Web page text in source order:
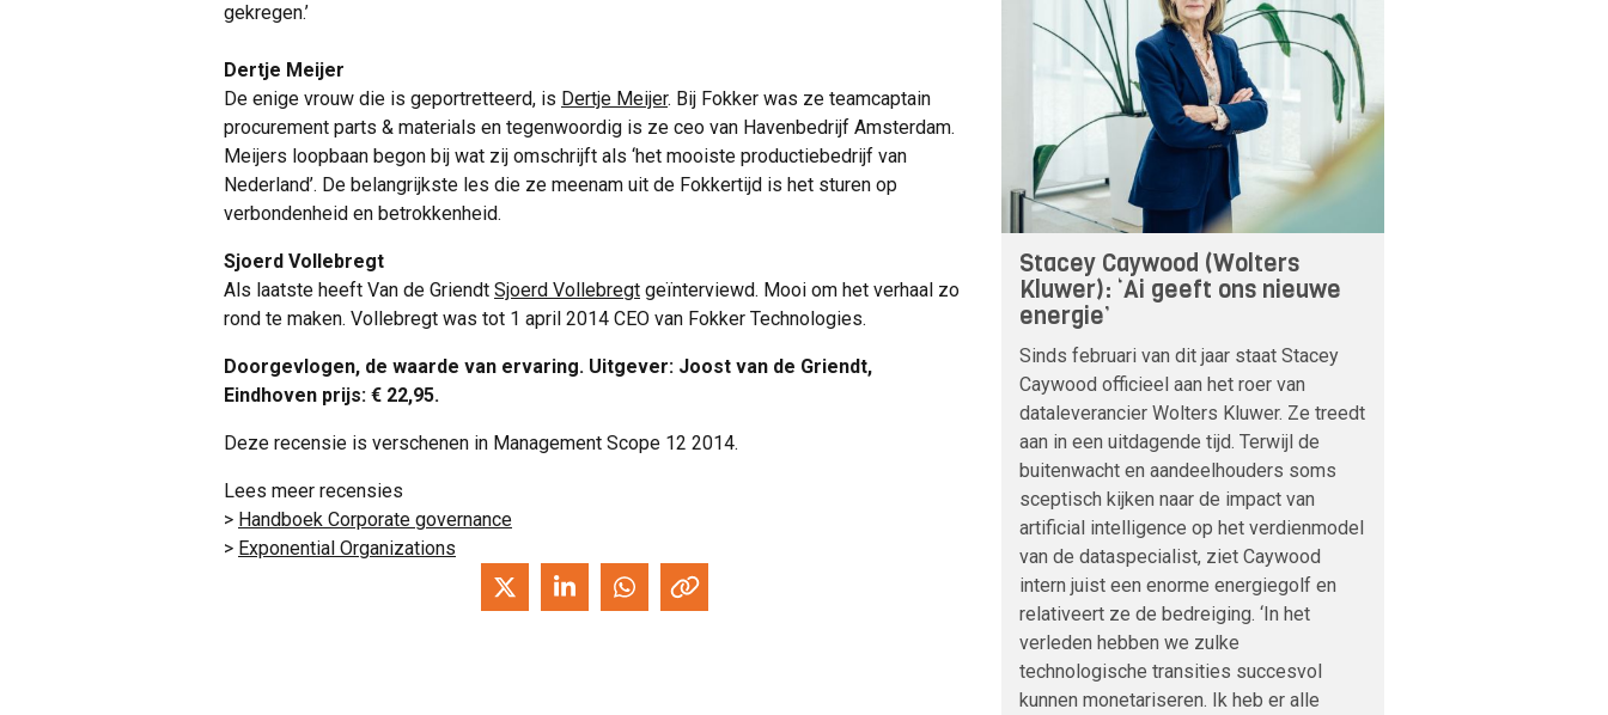
gekregen.’
Dertje Meijer
De enige vrouw die is geportretteerd, is Dertje Meijer. Bij Fokker was ze teamcaptain
procurement parts & materials en tegenwoordig is ze ceo van Havenbedrijf Amsterdam.
Meijers loopbaan begon bij wat zij omschrijft als ‘het mooiste productiebedrijf van
Nederland’. De belangrijkste les die ze meenam uit de Fokkertijd is het sturen op
verbondenheid en betrokkenheid.
Sjoerd Vollebregt
Als laatste heeft Van de Griendt Sjoerd Vollebregt geïnterviewd. Mooi om het verhaal zo
rond te maken. Vollebregt was tot 1 april 2014 CEO van Fokker Technologies.
Doorgevlogen, de waarde van ervaring. Uitgever: Joost van de Griendt,
Eindhoven prijs: € 22,95.
Deze recensie is verschenen in Management Scope 12 2014.
Lees meer recensies
> Handboek Corporate governance
> Exponential Organizations
Stacey Caywood (Wolters
Kluwer): ‘Ai geeft ons nieuwe
energie’
Sinds februari van dit jaar staat Stacey
Caywood officieel aan het roer van
dataleverancier Wolters Kluwer. Ze treedt
aan in een uitdagende tijd. Terwijl de
buitenwacht en aandeelhouders soms
sceptisch kijken naar de impact van
artificial intelligence op het verdienmodel
van de dataspecialist, ziet Caywood
intern juist een enorme energiegolf en
relativeert ze de bedreiging. ‘In het
verleden hebben we zulke
technologische transities succesvol
kunnen monetariseren. Ik heb er alle